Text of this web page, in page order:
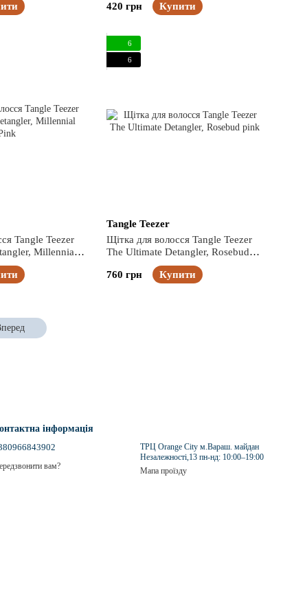
420 грн Купити
Tangle Teezer
Millennial
6
6
Tangle Teezer
Щітка для волосся Tangle Teezer
The Ultimate Detangler, Rosebud
760 грн
Купити
інформація
вам?
ТРЦ Orange City м.Вараш. майдан
Незалежності,13 пн-нд: 10:00–19:00
Мапа проїзду